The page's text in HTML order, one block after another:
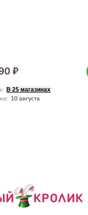
₽
: В 25 магазинах
: 10 августа